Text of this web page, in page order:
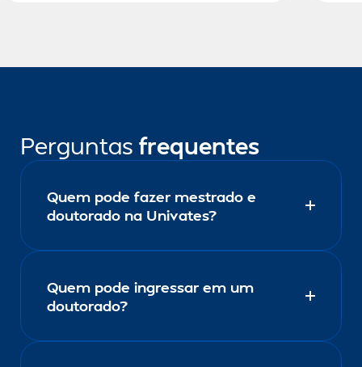
Perguntas frequentes
Quem pode fazer mestrado e
doutorado na Univates?
Quem pode ingressar em um
doutorado?